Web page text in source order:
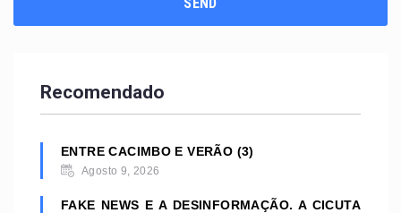
Recomendado
ENTRE CACIMBO E VERÃO (3)
Agosto 9, 2026
FAKE NEWS E A DESINFORMAÇÃO. A CICUTA